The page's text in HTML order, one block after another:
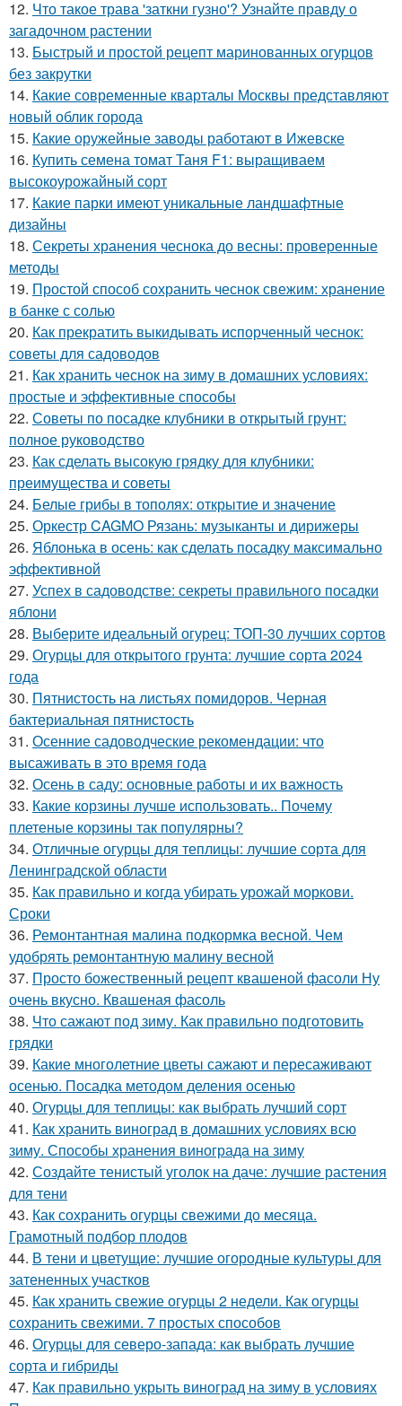
12. Что такое трава 'заткни гузно'? Узнайте правду о
загадочном растении
13. Быстрый и простой рецепт маринованных огурцов
без закрутки
14. Какие современные кварталы Москвы представляют
новый облик города
15. Какие оружейные заводы работают в Ижевске
16. Купить семена томат Таня F1: выращиваем
высокоурожайный сорт
17. Какие парки имеют уникальные ландшафтные
дизайны
18. Секреты хранения чеснока до весны: проверенные
методы
19. Простой способ сохранить чеснок свежим: хранение
в банке с солью
20. Как прекратить выкидывать испорченный чеснок:
советы для садоводов
21. Как хранить чеснок на зиму в домашних условиях:
простые и эффективные способы
22. Советы по посадке клубники в открытый грунт:
полное руководство
23. Как сделать высокую грядку для клубники:
преимущества и советы
24. Белые грибы в тополях: открытие и значение
25. Оркестр CAGMO Рязань: музыканты и дирижеры
26. Яблонька в осень: как сделать посадку максимально
эффективной
27. Успех в садоводстве: секреты правильного посадки
яблони
28. Выберите идеальный огурец: ТОП-30 лучших сортов
29. Огурцы для открытого грунта: лучшие сорта 2024
года
30. Пятнистость на листьях помидоров. Черная
бактериальная пятнистость
31. Осенние садоводческие рекомендации: что
высаживать в это время года
32. Осень в саду: основные работы и их важность
33. Какие корзины лучше использовать.. Почему
плетеные корзины так популярны?
34. Отличные огурцы для теплицы: лучшие сорта для
Ленинградской области
35. Как правильно и когда убирать урожай моркови.
Сроки
36. Ремонтантная малина подкормка весной. Чем
удобрять ремонтантную малину весной
37. Просто божественный рецепт квашеной фасоли Ну
очень вкусно. Квашеная фасоль
38. Что сажают под зиму. Как правильно подготовить
грядки
39. Какие многолетние цветы сажают и пересаживают
осенью. Посадка методом деления осенью
40. Огурцы для теплицы: как выбрать лучший сорт
41. Как хранить виноград в домашних условиях всю
зиму. Способы хранения винограда на зиму
42. Создайте тенистый уголок на даче: лучшие растения
для тени
43. Как сохранить огурцы свежими до месяца.
Грамотный подбор плодов
44. В тени и цветущие: лучшие огородные культуры для
затененных участков
45. Как хранить свежие огурцы 2 недели. Как огурцы
сохранить свежими. 7 простых способов
46. Огурцы для северо-запада: как выбрать лучшие
сорта и гибриды
47. Как правильно укрыть виноград на зиму в условиях